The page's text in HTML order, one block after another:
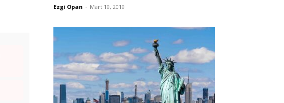
Ezgi Opan - Mart 19, 2019